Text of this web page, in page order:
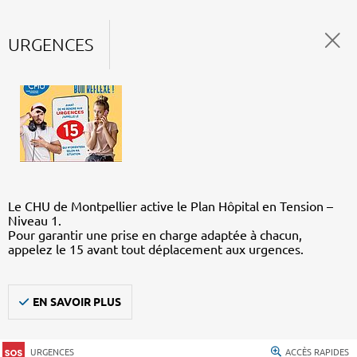
URGENCES
Le CHU de Montpellier active le Plan Hôpital en Tension –
Niveau 1.
Pour garantir une prise en charge adaptée à chacun,
appelez le 15 avant tout déplacement aux urgences.
EN SAVOIR PLUS
URGENCES ACCÈS RAPIDES